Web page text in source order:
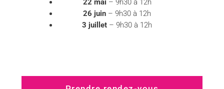
22 mai – 9h30 à 12h
26 juin – 9h30 à 12h
3 juillet – 9h30 à 12h